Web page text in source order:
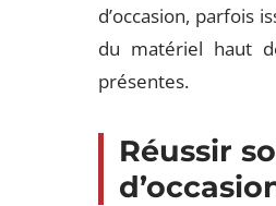
d’occasion, parfois
du matériel haut
présentes.
Réussir